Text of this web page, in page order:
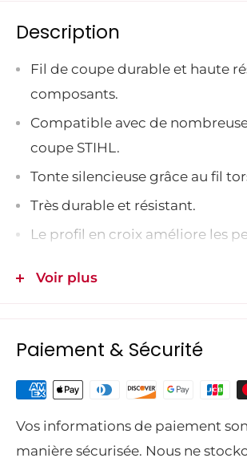
Description
Fil de coupe durable et haute
composants.
Compatible avec de
coupe STIHL.
Tonte silencieuse grâce au fil
Très durable et résistant.
Le profil en croix améliore les
Fil de coupe à 3 composants
résistance.
De 3 couleurs, il est
la partie noire, pour augmenter sa
Voir plus
Paiement & Sécurité
Vos informations de paiement
manière sécurisée. Nous ne